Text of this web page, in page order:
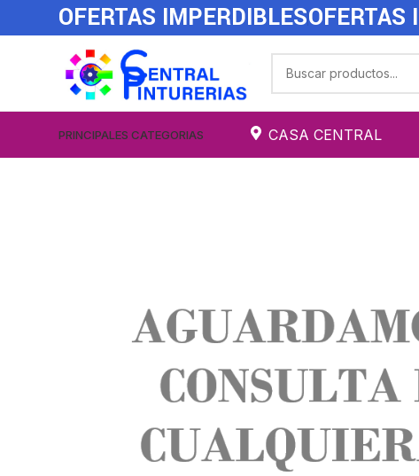
OFERTAS IMPERDIBLESOFERTAS
PRINCIPALES CATEGORIAS CASA CENTRAL